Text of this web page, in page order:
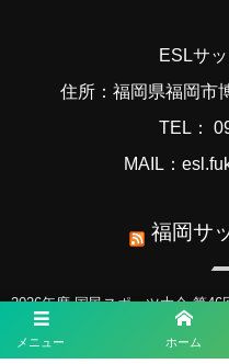
メニュー ホーム
ESLサ
住所：福岡県福岡市
TEL：
MAIL：
福岡サ
2026年度 国民スポーツ大会 第
女子（鹿児島開催） 8/22.23開催